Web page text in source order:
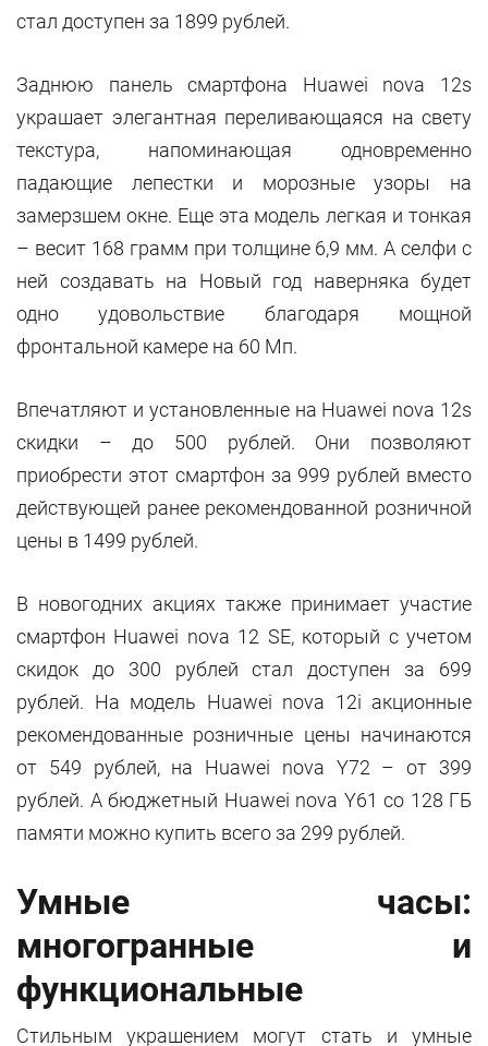
стал доступен за 1899 рублей.
Заднюю панель смартфона Huawei nova 12s
украшает элегантная переливающаяся на свету
текстура, напоминающая одновременно
падающие лепестки и морозные узоры на
замерзшем окне. Еще эта модель легкая и тонкая
– весит 168 грамм при толщине 6,9 мм. А селфи с
ней создавать на Новый год наверняка будет
одно удовольствие благодаря мощной
фронтальной камере на 60 Мп.
Впечатляют и установленные на Huawei nova 12s
скидки – до 500 рублей. Они позволяют
приобрести этот смартфон за 999 рублей вместо
действующей ранее рекомендованной розничной
цены в 1499 рублей.
В новогодних акциях также принимает участие
смартфон Huawei nova 12 SE, который с учетом
скидок до 300 рублей стал доступен за 699
рублей. На модель Huawei nova 12i акционные
рекомендованные розничные цены начинаются
от 549 рублей, на Huawei nova Y72 – от 399
рублей. А бюджетный Huawei nova Y61 со 128 ГБ
памяти можно купить всего за 299 рублей.
Умные часы:
многогранные и
функциональные
Стильным украшением могут стать и умные